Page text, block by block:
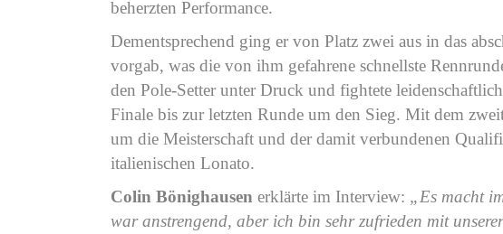
beherzten Performance.
Dementsprechend ging er von Platz zwei aus in das
vorgab, was die von ihm gefahrene schnellste
den Pole-Setter unter Druck und fightete
Finale bis zur letzten Runde um den Sieg. Mit dem
um die Meisterschaft und der damit verbundenen
italienischen Lonato.
Colin Bönighausen erklärte im Interview: „Es macht
war anstrengend, aber ich bin sehr zufrieden mit